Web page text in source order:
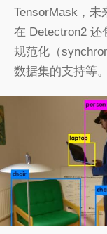
TensorMask，未
在 Detectron2 还
规范化（
数据集的支持等。